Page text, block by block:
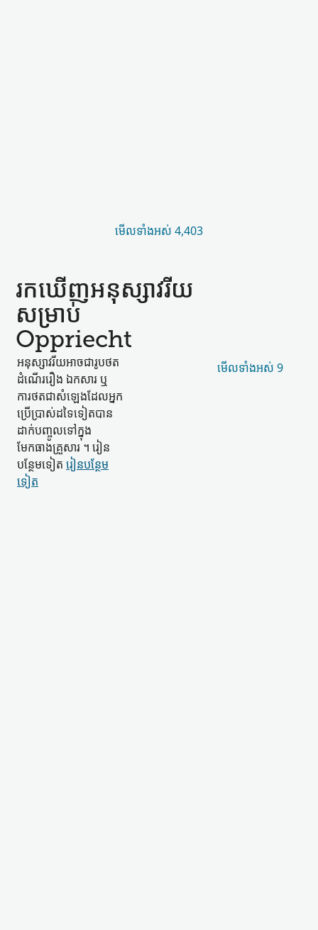
មើល​ទាំងអស់ 4,403
រកឃើញ​អនុស្សាវរីយ​
សម្រាប់
Oppriecht
អនុស្សាវរីយ​អាច​ជា​រូបថត
ដំណើររឿង ឯកសារ ឬ​
ការថត​ជា​សំឡេង​ដែល​អ្នក
ប្រើប្រាស់​ដទៃទៀត​បាន​
ដាក់​បញ្ចូល​ទៅក្នុង​
មែកធាង​គ្រួសារ ។ រៀន​
បន្ថែម​ទៀត រៀន​បន្ថែម​
ទៀត
មើល​ទាំងអស់ 9